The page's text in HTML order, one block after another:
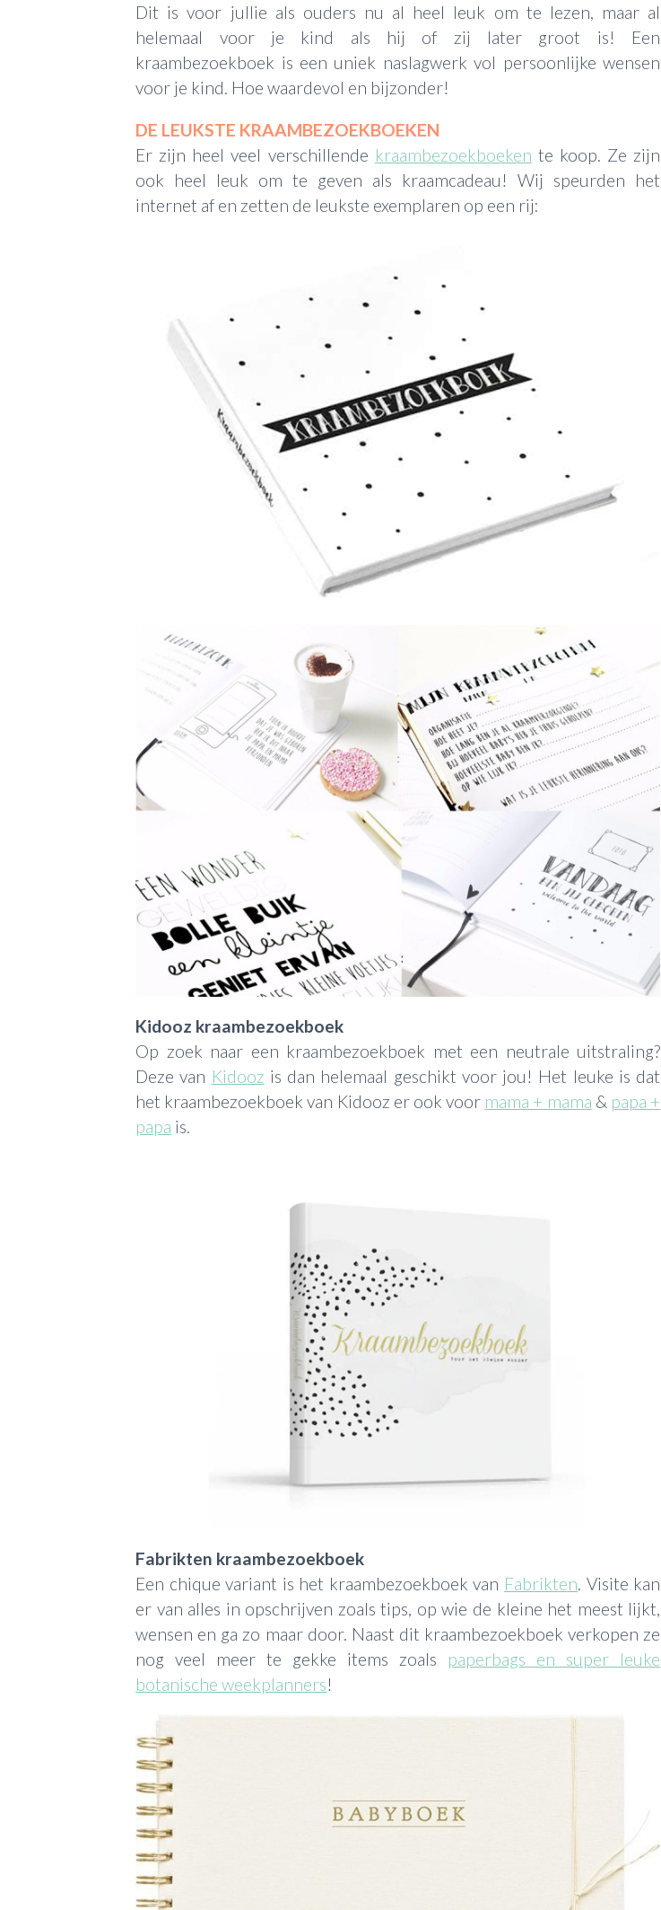
Dit is voor jullie als ouders nu al heel leuk om te lezen, maar al
helemaal voor je kind als hij of zij later groot is! Een
kraambezoekboek is een uniek naslagwerk vol persoonlijke wensen
voor je kind. Hoe waardevol en bijzonder!
DE LEUKSTE KRAAMBEZOEKBOEKEN
Er zijn heel veel verschillende kraambezoekboeken te koop. Ze zijn
ook heel leuk om te geven als kraamcadeau! Wij speurden het
internet af en zetten de leukste exemplaren op een rij:
Kidooz kraambezoekboek
Op zoek naar een kraambezoekboek met een neutrale uitstraling?
Deze van Kidooz is dan helemaal geschikt voor jou! Het leuke is dat
het kraambezoekboek van Kidooz er ook voor mama + mama & papa +
papa is.
Fabrikten kraambezoekboek
Een chique variant is het kraambezoekboek van Fabrikten. Visite kan
er van alles in opschrijven zoals tips, op wie de kleine het meest lijkt,
wensen en ga zo maar door. Naast dit kraambezoekboek verkopen ze
nog veel meer te gekke items zoals paperbags en super leuke
botanische weekplanners!